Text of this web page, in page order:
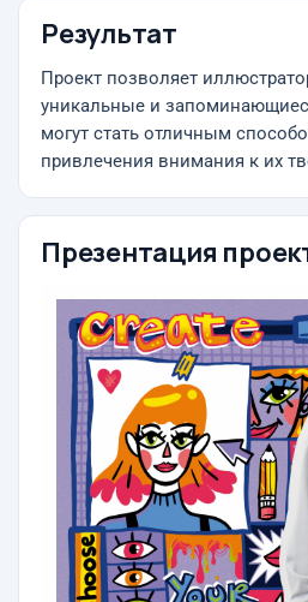
Результат
Проект позволяет
уникальные и
могут стать отличным
привлечения внимания к их
Презентация